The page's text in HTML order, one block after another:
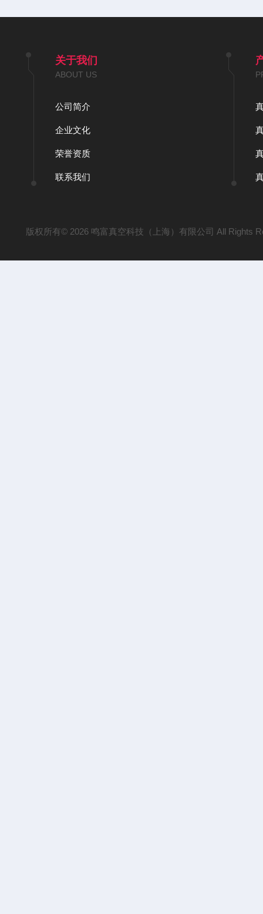
关于我们
ABOUT US
公司简介
企业文化
荣誉资质
联系我们
版权所有© 2026 鸣富真空科技（上海）有限公司 All Rights